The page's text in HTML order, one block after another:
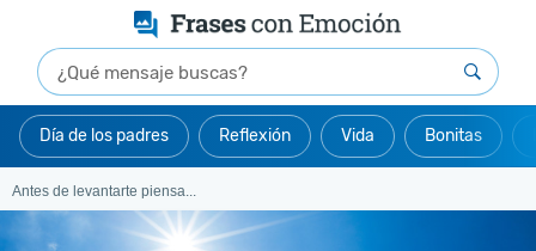
Día de los padres Reflexión Vida Bonitas
Antes de levantarte piensa...